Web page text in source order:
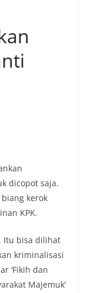
dicopot saja.
kerok
KPK.
Itu bisa dilihat
kriminalisasi
‘Fikih dan
Majemuk’